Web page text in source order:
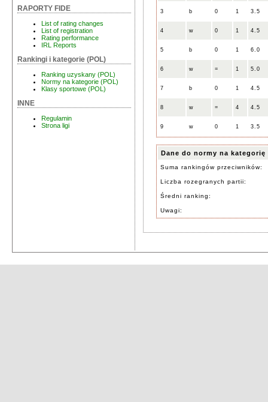
RAPORTY FIDE
List of rating changes
List of registration
Rating performance
IRL Reports
Rankingi i kategorie (POL)
Ranking uzyskany (POL)
Normy na kategorie (POL)
Klasy sportowe (POL)
INNE
Regulamin
Strona ligi
3 b 0 1 3.5
4 w 0 1 4.5
5 b 0 1 6.0
6 w = 1 5.0
7 b 0 1 4.5
8 w = 4 4.5
9 w 0 1 3.5
Dane do normy na kategorię
Suma rankingów przeciwników:
Liczba rozegranych partii:
Średni ranking:
Uwagi: